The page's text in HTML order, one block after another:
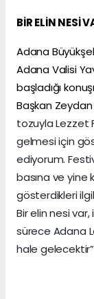
BİR ELİN NESİ
Adana
Adana Valisi
başladığı
Başkan Zeydan
tozuyla Lezzet
gelmesi için
ediyorum.
basına ve yine
gösterdikleri
Bir elin nesi
sürece Adana
hale